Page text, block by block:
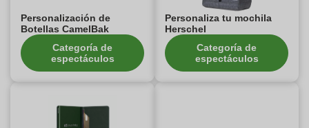
Personalización de
Botellas CamelBak
Categoría de
espectáculos
Personaliza tu mochila
Herschel
Categoría de
espectáculos